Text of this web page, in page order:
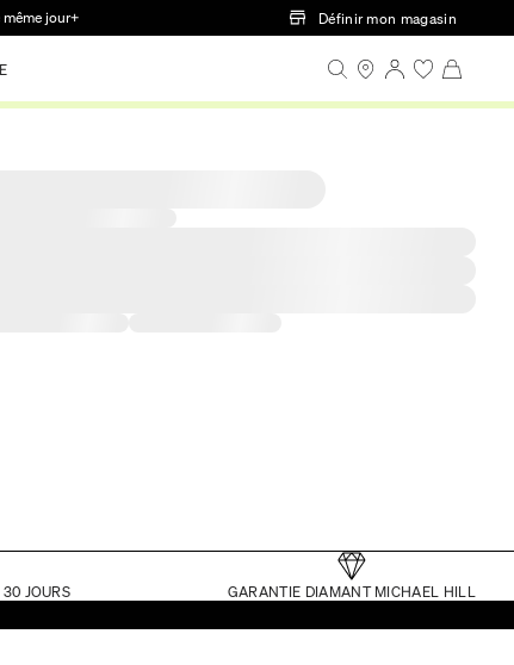
jour+ Définir mon magasin
30 JOURS GARANTIE DIAMANT MICHAEL HILL